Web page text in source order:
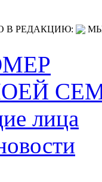
В РЕДАКЦИЮ:
лица